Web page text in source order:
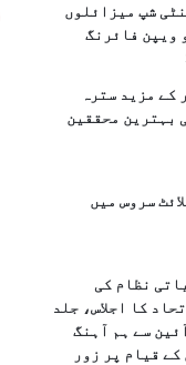
شپ میزائلوں
ویپن فائرنگ
کے مزید سترہ
بہترین محققین
سروس میں
نظام کی
کا اجلاس، جلد
سے ہم آہنگ
قیام پر زور